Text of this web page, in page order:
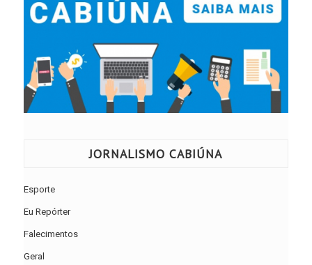
JORNALISMO CABIÚNA
Esporte
Eu Repórter
Falecimentos
Geral